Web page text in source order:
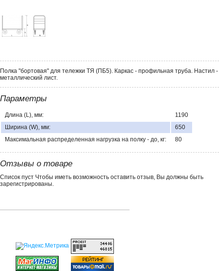
Полка "бортовая" для тележки ТЯ (ПБ5). Каркас - профильная труба. Настил -
металлический лист.
Параметры
Длина (L), мм:
1190
Ширина (W), мм:
650
Максимальная распределенная нагрузка на полку - до, кг:
80
Отзывы о товаре
Список пуст Чтобы иметь возможность оставить отзыв, Вы должны быть
зарегистрированы.